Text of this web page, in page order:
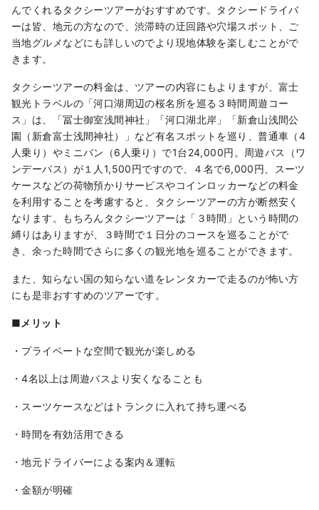
んでくれるタクシーツアーがおすすめです。タクシードライバ
ーは皆、地元の方なので、渋滞時の迂回路や穴場スポット、ご
当地グルメなどにも詳しいのでより現地体験を楽しむことがで
きます。
タクシーツアーの料金は、ツアーの内容にもよりますが、富士
観光トラベルの「河口湖周辺の桜名所を巡る３時間周遊コー
ス」は、「冨士御室浅間神社」「河口湖北岸」「新倉山浅間公
園（新倉富士浅間神社）」など有名スポットを巡り、普通車（4
人乗り）やミニバン（6人乗り）で1台24,000円。周遊バス（ワ
ンデーパス）が１人1,500円ですので、４名で6,000円、スーツ
ケースなどの荷物預かりサービスやコインロッカーなどの料金
を利用することを考慮すると、タクシーツアーの方が断然安く
なります。もちろんタクシーツアーは「３時間」という時間の
縛りはありますが、３時間で１日分のコースを巡ることがで
き、余った時間でさらに多くの観光地を巡ることができます。
また、知らない国の知らない道をレンタカーで走るのが怖い方
にも是非おすすめのツアーです。
■メリット
・プライベートな空間で観光が楽しめる
・4名以上は周遊バスより安くなることも
・スーツケースなどはトランクに入れて持ち運べる
・時間を有効活用できる
・地元ドライバーによる案内＆運転
・金額が明確